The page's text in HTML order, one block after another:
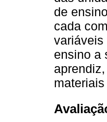
de
cada
variáveis
ensino a